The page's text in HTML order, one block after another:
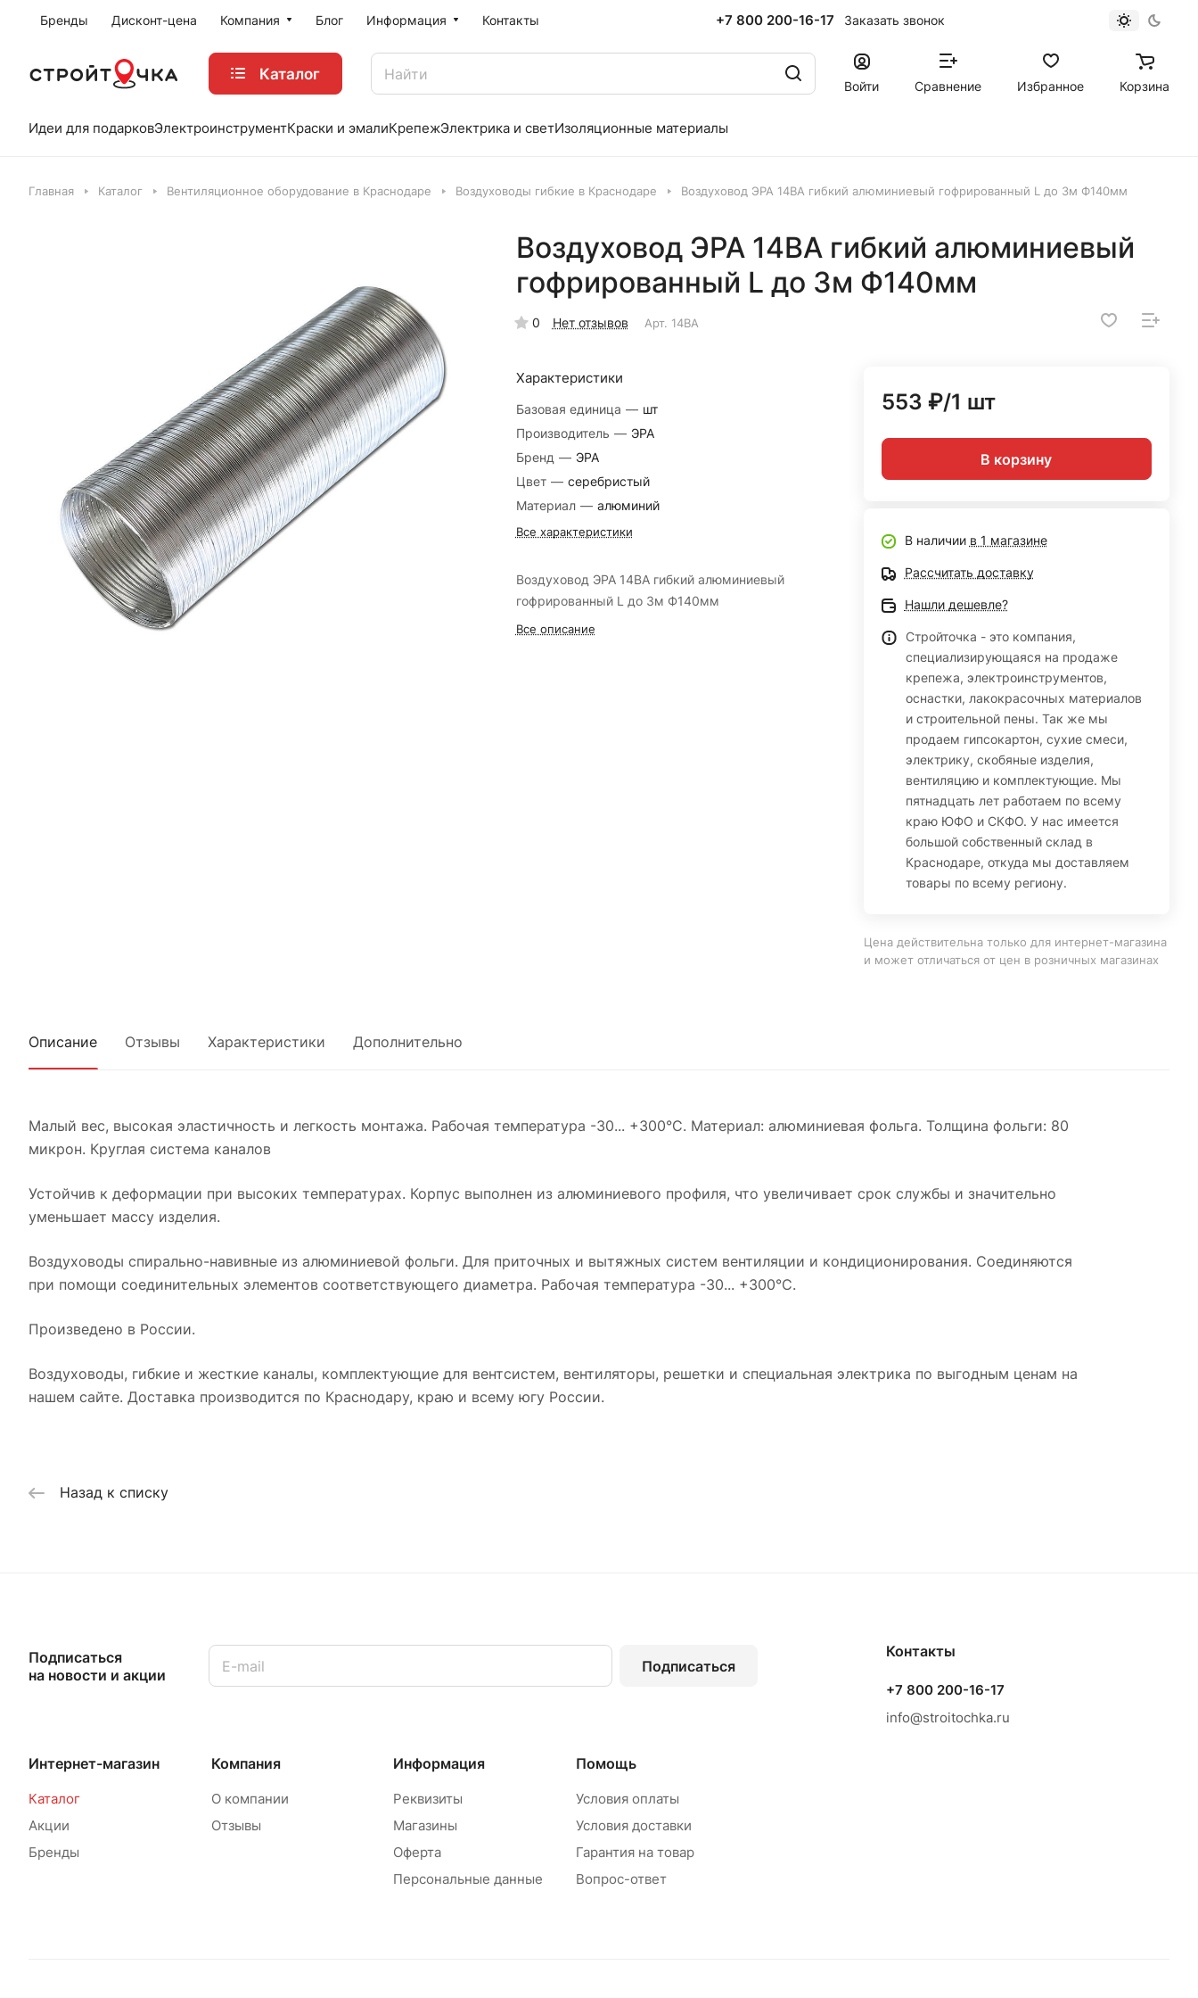
Бренды Дисконт-цена Компания Блог Информация Контакты +7 800 200-16-17 Заказать звонок
Каталог
Войти Сравнение Избранное Корзина
Идеи для подарковЭлектроинструментКраски и эмалиКрепежЭлектрика и светИзоляционные материалы
Главная Каталог Вентиляционное оборудование в Краснодаре Воздуховоды гибкие в Краснодаре Воздуховод ЭРА 14ВА гибкий алюминиевый гофрированный L до 3м Ф140мм
Воздуховод ЭРА 14ВА гибкий алюминиевый
гофрированный L до 3м Ф140мм
0 Нет отзывов Арт. 14ВА
Характеристики
Базовая единица — шт
Производитель — ЭРА
Бренд — ЭРА
Цвет — серебристый
Материал — алюминий
Все характеристики
Воздуховод ЭРА 14ВА гибкий алюминиевый
гофрированный L до 3м Ф140мм
Все описание
553 ₽/1 шт
В корзину
В наличии в 1 магазине
Рассчитать доставку
Нашли дешевле?
Стройточка - это компания,
специализирующаяся на продаже
крепежа, электроинструментов,
оснастки, лакокрасочных материалов
и строительной пены. Так же мы
продаем гипсокартон, сухие смеси,
электрику, скобяные изделия,
вентиляцию и комплектующие. Мы
пятнадцать лет работаем по всему
краю ЮФО и СКФО. У нас имеется
большой собственный склад в
Краснодаре, откуда мы доставляем
товары по всему региону.
Цена действительна только для интернет-магазина
и может отличаться от цен в розничных магазинах
Описание Отзывы Характеристики Дополнительно
Малый вес, высокая эластичность и легкость монтажа. Рабочая температура -30... +300°C. Материал: алюминиевая фольга. Толщина фольги: 80
микрон. Круглая система каналов
Устойчив к деформации при высоких температурах. Корпус выполнен из алюминиевого профиля, что увеличивает срок службы и значительно
уменьшает массу изделия.
Воздуховоды спирально-навивные из алюминиевой фольги. Для приточных и вытяжных систем вентиляции и кондиционирования. Соединяются
при помощи соединительных элементов соответствующего диаметра. Рабочая температура -30... +300°C.
Произведено в России.
Воздуховоды, гибкие и жесткие каналы, комплектующие для вентсистем, вентиляторы, решетки и специальная электрика по выгодным ценам на
нашем сайте. Доставка производится по Краснодару, краю и всему югу России.
Назад к списку
Подписаться
на новости и акции
Подписаться
Интернет-магазин
Каталог
Акции
Бренды
Компания
О компании
Отзывы
Информация
Реквизиты
Магазины
Оферта
Персональные данные
Помощь
Условия оплаты
Условия доставки
Гарантия на товар
Вопрос-ответ
Контакты
+7 800 200-16-17
info@stroitochka.ru